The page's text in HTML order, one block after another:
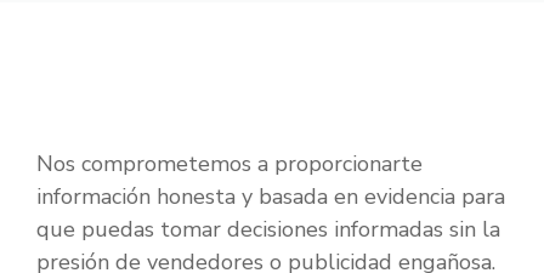
Nos comprometemos a proporcionarte
información honesta y basada en evidencia para
que puedas tomar decisiones informadas sin la
presión de vendedores o publicidad engañosa.